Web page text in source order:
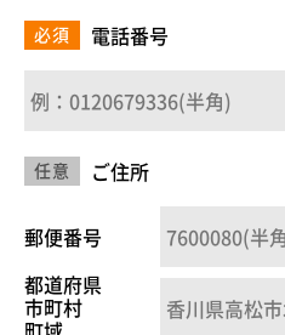
電話番号
必須
ご住所
任意
郵便番号
都道府県
市町村